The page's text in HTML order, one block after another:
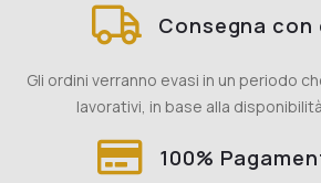
Consegna con
Gli ordini verranno evasi in un periodo
lavorativi, in base alla
100%